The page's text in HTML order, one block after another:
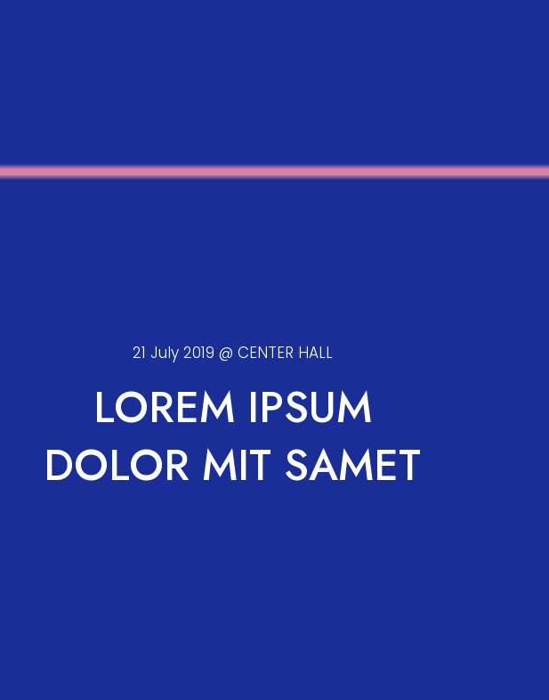
21 July 2019 @ CENTER HALL
LOREM IPSUM
DOLOR MIT SAMET